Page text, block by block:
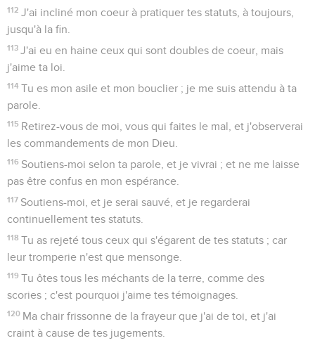
112 J'ai incliné mon coeur à pratiquer tes statuts, à toujours,
jusqu'à la fin.
113 J'ai eu en haine ceux qui sont doubles de coeur, mais
j'aime ta loi.
114 Tu es mon asile et mon bouclier ; je me suis attendu à ta
parole.
115 Retirez-vous de moi, vous qui faites le mal, et j'observerai
les commandements de mon Dieu.
116 Soutiens-moi selon ta parole, et je vivrai ; et ne me laisse
pas être confus en mon espérance.
117 Soutiens-moi, et je serai sauvé, et je regarderai
continuellement tes statuts.
118 Tu as rejeté tous ceux qui s'égarent de tes statuts ; car
leur tromperie n'est que mensonge.
119 Tu ôtes tous les méchants de la terre, comme des
scories ; c'est pourquoi j'aime tes témoignages.
120 Ma chair frissonne de la frayeur que j'ai de toi, et j'ai
craint à cause de tes jugements.